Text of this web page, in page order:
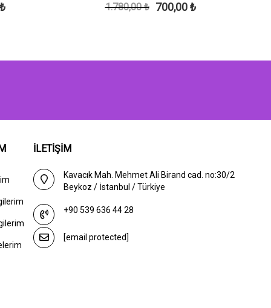
Bej700,00 ₺
1.780,00 ₺
İLETİŞİM
Kavacık Mah. Mehmet Ali Birand cad. no:30/2
Beykoz / İstanbul / Türkiye
+90 539 636 44 28
[email protected]